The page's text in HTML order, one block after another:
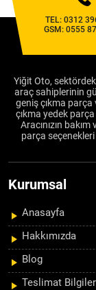
TEL:0312
GSM: 0555
Yiğit Oto,
araç sahiplerinin
geniş çıkma
çıkma yedek
Aracınızın
parça seçenekleri
Kurumsal
Anasayfa
Hakkımızda
Blog
Teslimat